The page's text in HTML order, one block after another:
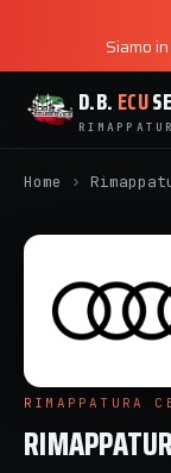
Siamo
D.B. ECU
Home ›
RIMAPPATURA